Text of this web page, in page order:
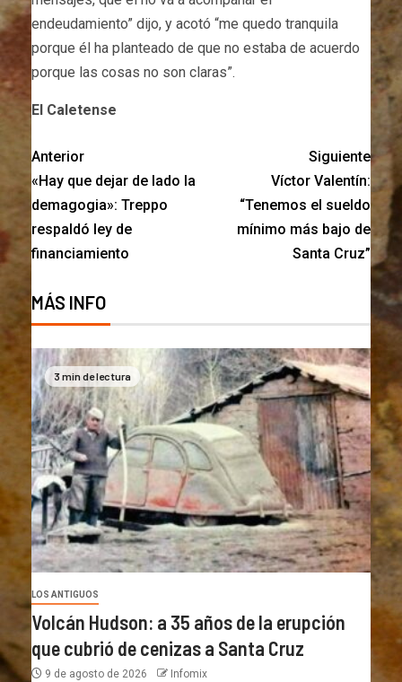
endeudamiento” dijo, y acotó “me quedo tranquila
porque él ha planteado de que no estaba de acuerdo
porque las cosas no son claras”.
El Caletense
Anterior
«Hay que dejar de lado la
demagogia»: Treppo
respaldó ley de
financiamiento
Siguiente
Víctor Valentín:
“Tenemos el sueldo
mínimo más bajo de
Santa Cruz”
MÁS INFO
3 min de lectura
LOS ANTIGUOS
Volcán Hudson: a 35 años de la erupción
que cubrió de cenizas a Santa Cruz
9 de agosto de 2026 Infomix